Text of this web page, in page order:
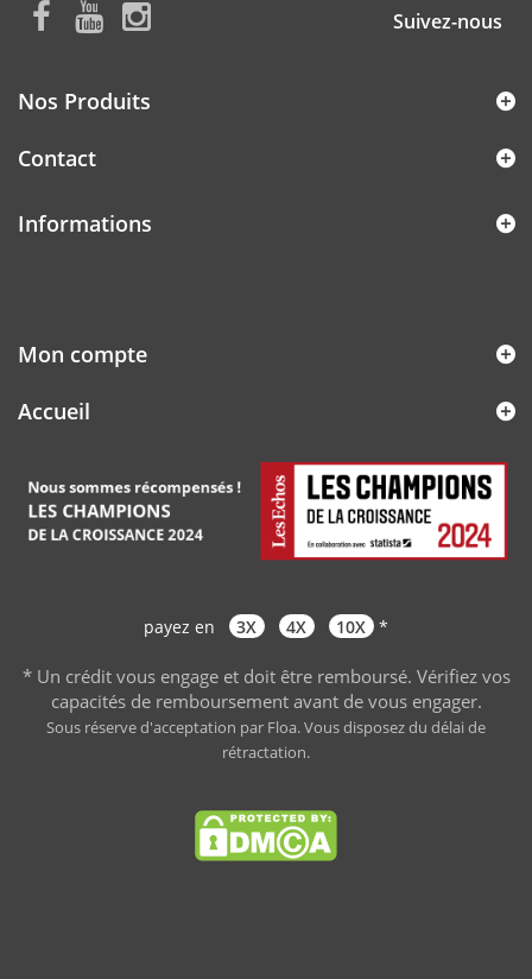
Suivez-nous
Nos Produits
Contact
Informations
Mon compte
Accueil
payez en 3X 4X 10X *
* Un crédit vous engage et doit être remboursé. Vérifiez vos
capacités de remboursement avant de vous engager.
Sous réserve d'acceptation par Floa. Vous disposez du délai de
rétractation.